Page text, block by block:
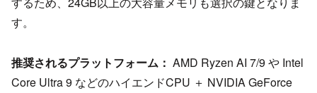
す。
推奨されるプラットフォーム： AMD Ryzen AI 7/9 や Intel
Core Ultra 9 などのハイエンドCPU ＋ NVIDIA GeForce